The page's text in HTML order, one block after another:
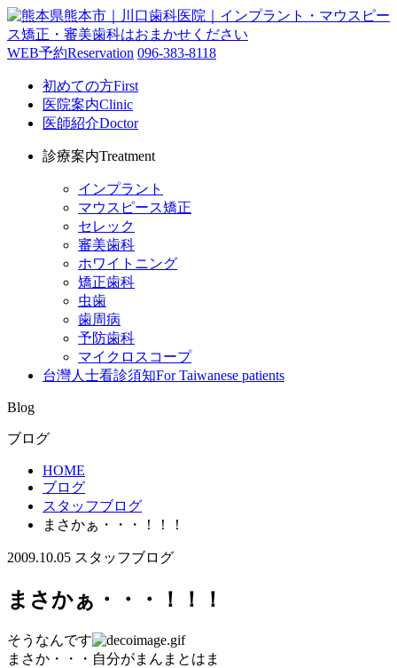
WEB予約Reservation 096-383-8118
初めての方First
医院案内Clinic
医師紹介Doctor
診療案内Treatment
インプラント
マウスピース矯正
セレック
審美歯科
ホワイトニング
矯正歯科
虫歯
歯周病
予防歯科
マイクロスコープ
台灣人士看診須知For Taiwanese patients
Blog
ブログ
HOME
ブログ
スタッフブログ
まさかぁ・・・！！！
2009.10.05 スタッフブログ
まさかぁ・・・！！！
そうなんです
まさか・・・自分がまんまとはま